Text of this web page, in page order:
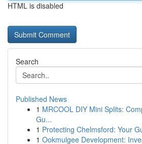
HTML is disabled
Search
Published News
1 MRCOOL DIY Mini Splits:
Gu...
1 Protecting Chelmsford: Your
1 Ookmulgee Development: